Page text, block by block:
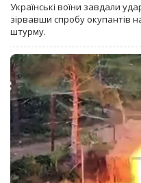
Українські воїни завдали
зірвавши спробу окупантів
штурму.